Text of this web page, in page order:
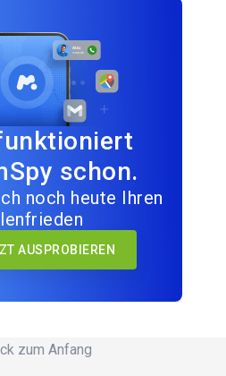
schon.
noch heute Ihren
AUSPROBIEREN
zum Anfang